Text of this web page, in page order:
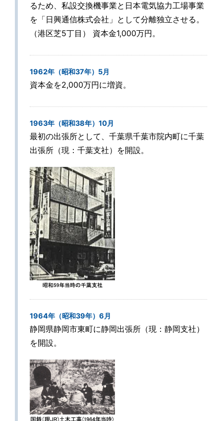
るため、私設交換機事業と日本電気協力工場事業
を「日興通信株式会社」として分離独立させる。
（港区芝5丁目） 資本金1,000万円。
1962年（昭和37年）5月
資本金を2,000万円に増資。
1963年（昭和38年）10月
最初の出張所として、千葉県千葉市院内町に千葉
出張所（現：千葉支社）を開設。
1964年（昭和39年）6月
静岡県静岡市東町に静岡出張所（現：静岡支社）
を開設。